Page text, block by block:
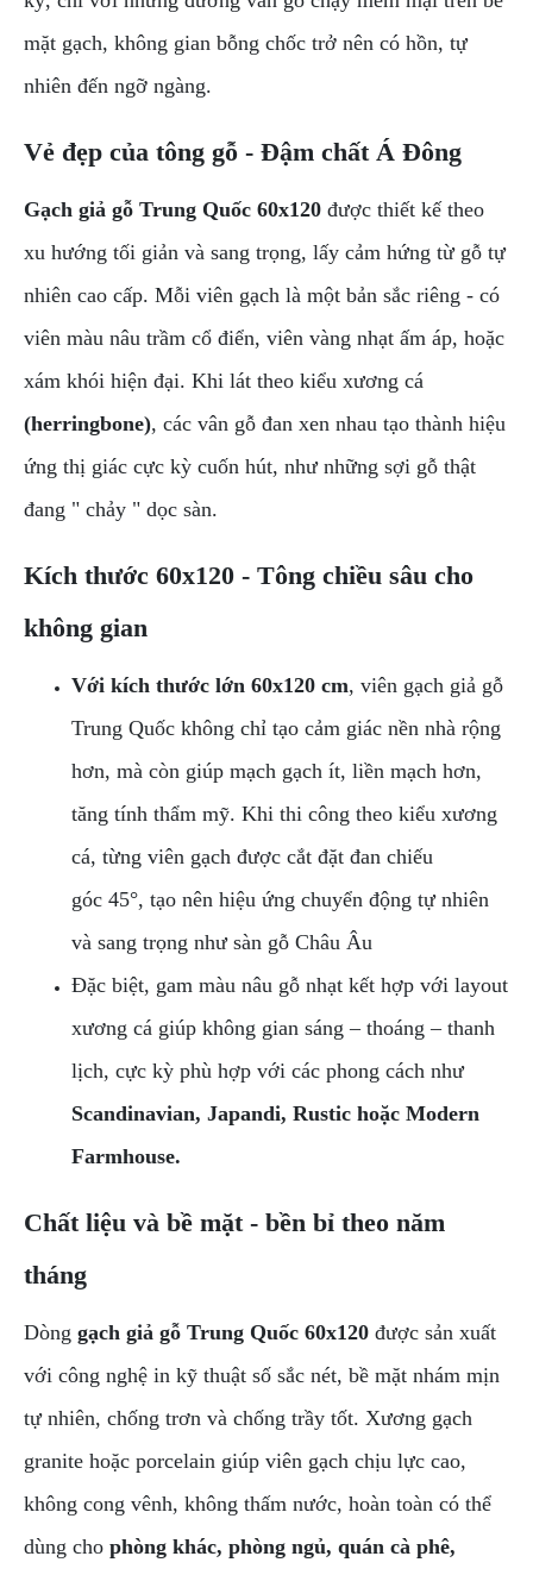
mặt gạch, không gian bỗng chốc trở nên có hồn, tự
nhiên đến ngỡ ngàng.
Vẻ đẹp của tông gỗ - Đậm chất Á Đông
Gạch giả gỗ Trung Quốc 60x120 được thiết kế theo
xu hướng tối giản và sang trọng, lấy cảm hứng từ gỗ tự
nhiên cao cấp. Mỗi viên gạch là một bản sắc riêng - có
viên màu nâu trầm cổ điển, viên vàng nhạt ấm áp, hoặc
xám khói hiện đại. Khi lát theo kiểu xương cá
(herringbone), các vân gỗ đan xen nhau tạo thành hiệu
ứng thị giác cực kỳ cuốn hút, như những sợi gỗ thật
đang " chảy " dọc sàn.
Kích thước 60x120 - Tông chiều sâu cho
không gian
Với kích thước lớn 60x120 cm, viên gạch giả gỗ
Trung Quốc không chỉ tạo cảm giác nền nhà rộng
hơn, mà còn giúp mạch gạch ít, liền mạch hơn,
tăng tính thẩm mỹ. Khi thi công theo kiểu xương
cá, từng viên gạch được cắt đặt đan chiếu
góc 45°, tạo nên hiệu ứng chuyển động tự nhiên
và sang trọng như sàn gỗ Châu Âu
Đặc biệt, gam màu nâu gỗ nhạt kết hợp với layout
xương cá giúp không gian sáng – thoáng – thanh
lịch, cực kỳ phù hợp với các phong cách như
Scandinavian, Japandi, Rustic hoặc Modern
Farmhouse.
Chất liệu và bề mặt - bền bỉ theo năm
tháng
Dòng gạch giả gỗ Trung Quốc 60x120 được sản xuất
với công nghệ in kỹ thuật số sắc nét, bề mặt nhám mịn
tự nhiên, chống trơn và chống trầy tốt. Xương gạch
granite hoặc porcelain giúp viên gạch chịu lực cao,
không cong vênh, không thấm nước, hoàn toàn có thể
dùng cho phòng khác, phòng ngủ, quán cà phê,